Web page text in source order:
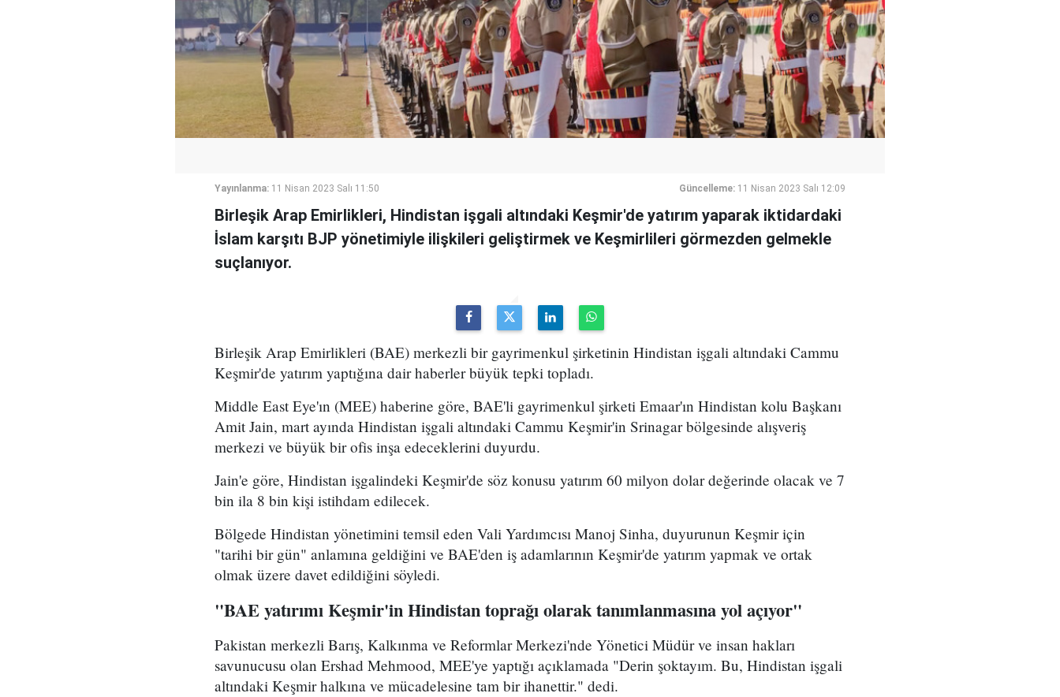
Yayınlanma: 11 Nisan 2023 Salı 11:50 Güncelleme: 11 Nisan 2023 Salı 12:09
Birleşik Arap Emirlikleri, Hindistan işgali altındaki Keşmir'de yatırım yaparak iktidardaki
İslam karşıtı BJP yönetimiyle ilişkileri geliştirmek ve Keşmirlileri görmezden gelmekle
suçlanıyor.
Birleşik Arap Emirlikleri (BAE) merkezli bir gayrimenkul şirketinin Hindistan işgali altındaki Cammu
Keşmir'de yatırım yaptığına dair haberler büyük tepki topladı.
Middle East Eye'ın (MEE) haberine göre, BAE'li gayrimenkul şirketi Emaar'ın Hindistan kolu Başkanı
Amit Jain, mart ayında Hindistan işgali altındaki Cammu Keşmir'in Srinagar bölgesinde alışveriş
merkezi ve büyük bir ofis inşa edeceklerini duyurdu.
Jain'e göre, Hindistan işgalindeki Keşmir'de söz konusu yatırım 60 milyon dolar değerinde olacak ve 7
bin ila 8 bin kişi istihdam edilecek.
Bölgede Hindistan yönetimini temsil eden Vali Yardımcısı Manoj Sinha, duyurunun Keşmir için
"tarihi bir gün" anlamına geldiğini ve BAE'den iş adamlarının Keşmir'de yatırım yapmak ve ortak
olmak üzere davet edildiğini söyledi.
"BAE yatırımı Keşmir'inHindistan toprağı olarak tanımlanmasına yol açıyor"
Pakistan merkezli Barış, Kalkınma ve Reformlar Merkezi'nde Yönetici Müdür ve insan hakları
savunucusu olan Ershad Mehmood, MEE'ye yaptığı açıklamada "Derin şoktayım. Bu, Hindistan işgali
altındaki Keşmir halkına ve mücadelesine tam bir ihanettir." dedi.